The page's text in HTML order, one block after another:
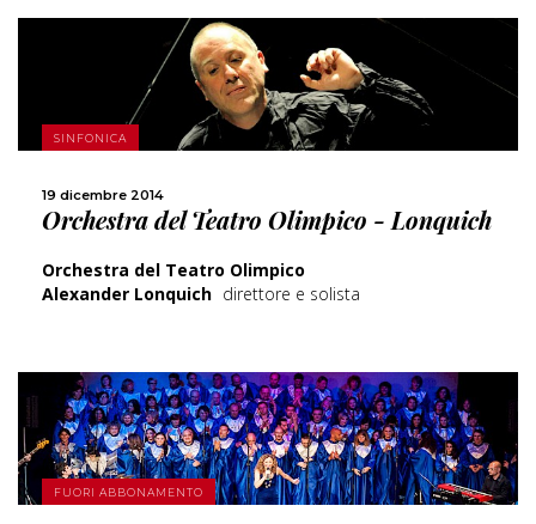
SINFONICA
19 dicembre 2014
Orchestra del Teatro Olimpico - Lonquich
Orchestra del Teatro Olimpico
Alexander Lonquich direttore e solista
SCOPRI DI PIÙ
FUORI ABBONAMENTO
SCOPRI DI PIÙ